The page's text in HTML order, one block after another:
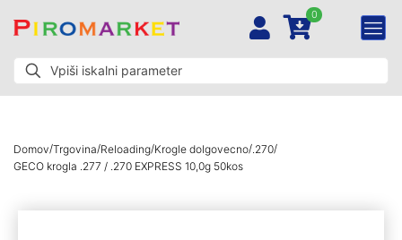
0
Domov/Trgovina/Reloading/Krogle dolgovecno/ .270/
GECO krogla .277 / .270 EXPRESS 10,0g 50kos